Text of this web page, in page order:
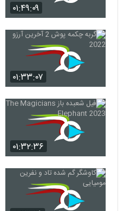
۰۱:۴۹:۰۹
۰۱:۳۳:۰۷
۰۱:۳۲:۳۶